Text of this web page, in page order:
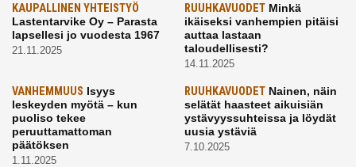
KAUPALLINEN YHTEISTYÖ
Lastentarvike Oy – Parasta
lapsellesi jo vuodesta 1967
21.11.2025
RUUHKAVUODETMinkä
ikäiseksi vanhempien pitäisi
auttaa lastaan
taloudellisesti?
14.11.2025
VANHEMMUUS Isyys
leskeyden myötä – kun
puoliso tekee
peruuttamattoman
päätöksen
1.11.2025
RUUHKAVUODETNainen, näin
selätät haasteet aikuisiän
ystävyyssuhteissa ja löydät
uusia ystäviä
7.10.2025